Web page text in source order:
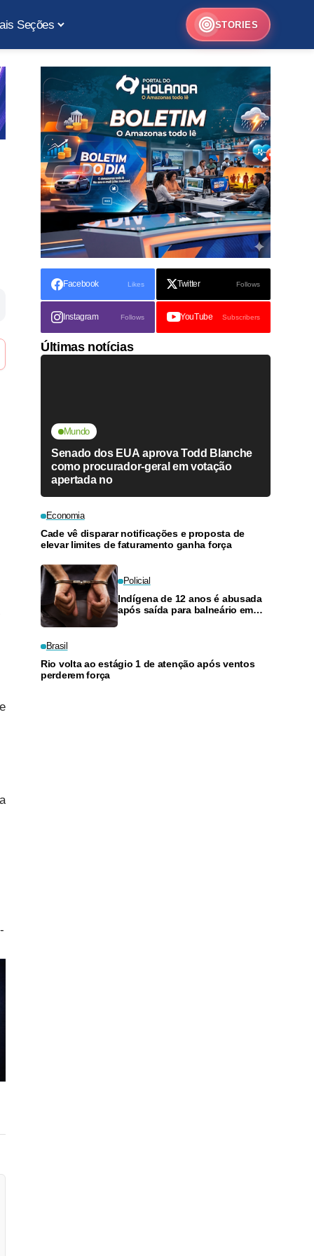
Seções STORIES
Facebook Likes Twitter Follows
Instagram Follows YouTube Subscribers
Últimas notícias
Mundo
Senado dos EUA aprova Todd Blanche
como procurador-geral em votação
apertada no
Economia
Cade vê disparar notificações e proposta de
elevar limites de faturamento ganha força
Policial
Indígena de 12 anos é abusada
após saída para balneário em
Brasil
Rio volta ao estágio 1 de atenção após ventos
perderem força